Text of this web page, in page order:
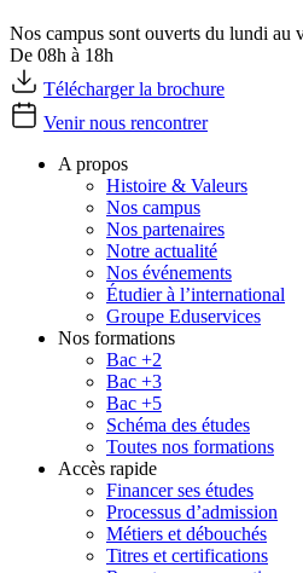
Nos campus sont ouverts du lundi au
De 08h à 18h
Télécharger la brochure
Venir nous rencontrer
A propos
Histoire & Valeurs
Nos campus
Nos partenaires
Notre actualité
Nos événements
Étudier à l’international
Groupe Eduservices
Nos formations
Bac +2
Bac +3
Bac +5
Schéma des études
Toutes nos formations
Accès rapide
Financer ses études
Processus d’admission
Métiers et débouchés
Titres et certifications